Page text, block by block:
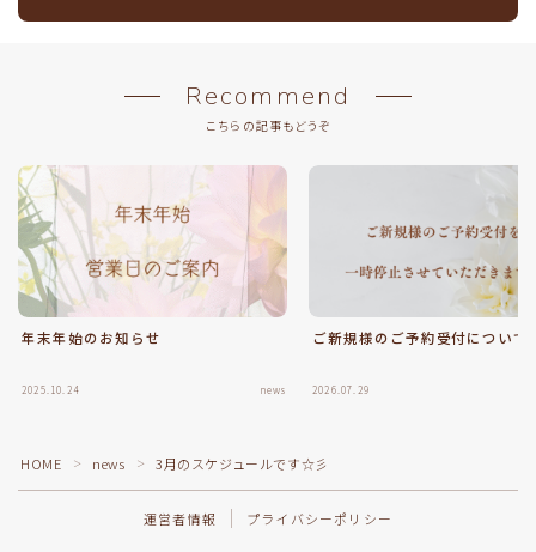
Recommend
こちらの記事もどうぞ
年末年始のお知らせ
2025.10.24 news
ご新規様のご予約受付について
2026.07.29
HOME ＞ news ＞ 3月のスケジュールです☆彡
運営者情報 プライバシーポリシー